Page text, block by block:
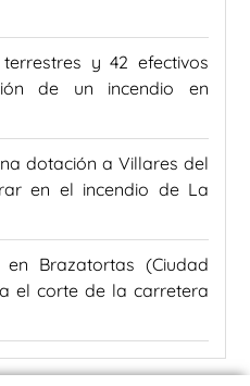
y 42 efectivos
de un incendio en
dotación a Villares del
en el incendio de La
Brazatortas (Ciudad
el corte de la carretera